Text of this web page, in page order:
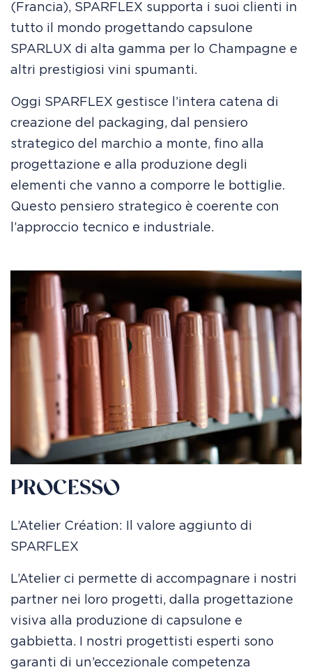
(Francia), SPARFLEX supporta i suoi clienti in
tutto il mondo progettando capsulone
SPARLUX di alta gamma per lo Champagne e
altri prestigiosi vini spumanti.
Oggi SPARFLEX gestisce l’intera catena di
creazione del packaging, dal pensiero
strategico del marchio a monte, fino alla
progettazione e alla produzione degli
elementi che vanno a comporre le bottiglie.
Questo pensiero strategico è coerente con
l’approccio tecnico e industriale.
PROCESSO
L’Atelier Création: Il valore aggiunto di
SPARFLEX
L’Atelier ci permette di accompagnare i nostri
partner nei loro progetti, dalla progettazione
visiva alla produzione di capsulone e
gabbietta. I nostri progettisti esperti sono
garanti di un’eccezionale competenza